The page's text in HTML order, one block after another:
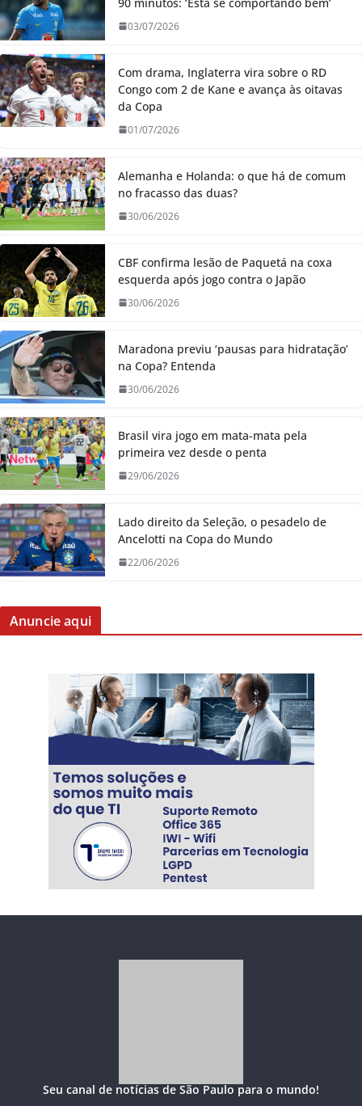
03/07/2026
Com drama, Inglaterra vira sobre o RD
Congo com 2 de Kane e avança às oitavas
da Copa
01/07/2026
Alemanha e Holanda: o que há de comum
no fracasso das duas?
30/06/2026
CBF confirma lesão de Paquetá na coxa
esquerda após jogo contra o Japão
30/06/2026
Maradona previu ‘pausas para hidratação’
na Copa? Entenda
30/06/2026
Brasil vira jogo em mata-mata pela
primeira vez desde o penta
29/06/2026
Lado direito da Seleção, o pesadelo de
Ancelotti na Copa do Mundo
22/06/2026
Anuncie aqui
Seu canal de notícias de São Paulo para o mundo!